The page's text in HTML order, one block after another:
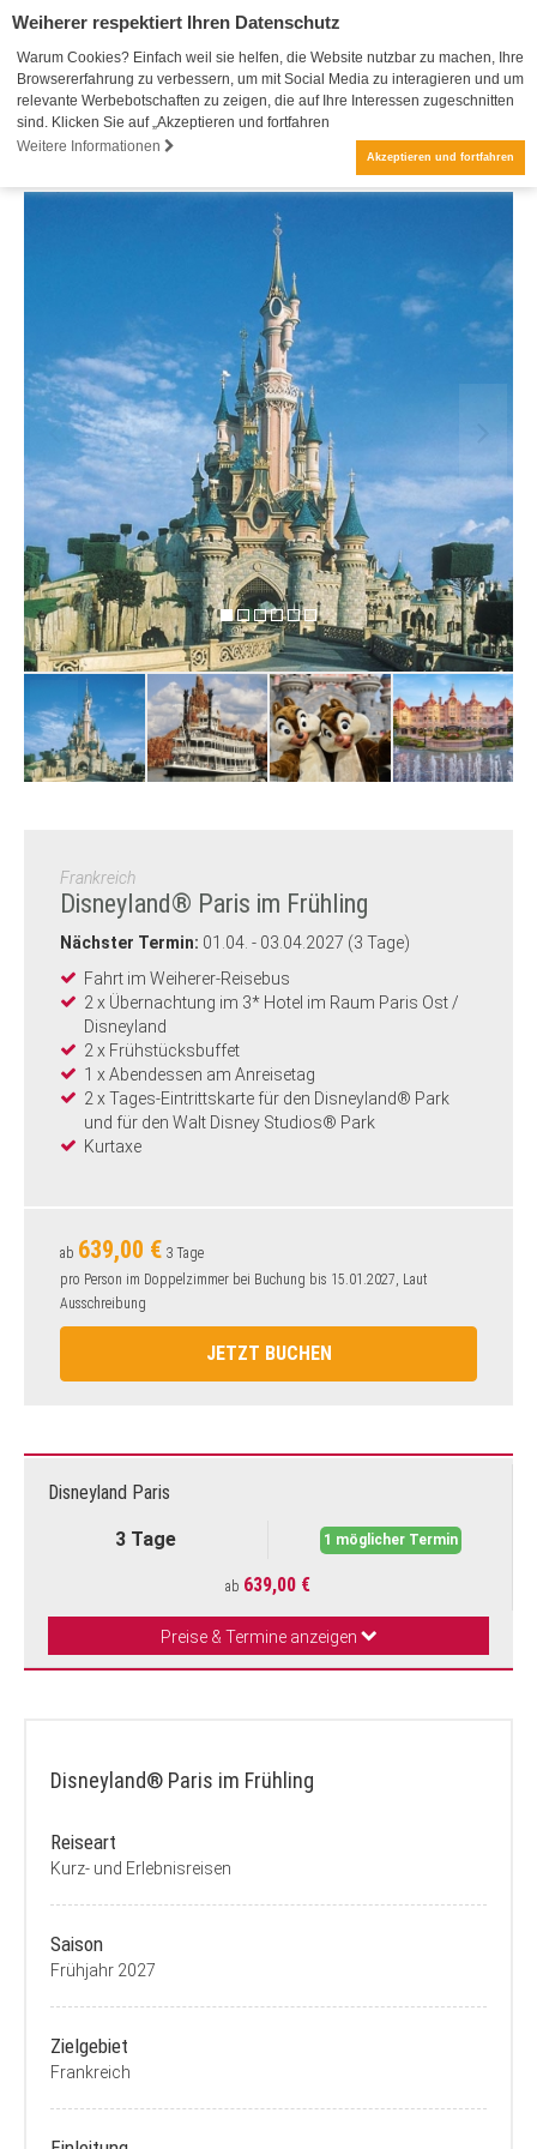
Weiherer respektiert Ihren Datenschutz
Warum Cookies? Einfach weil sie helfen, die Website nutzbar zu machen, Ihre
Browsererfahrung zu verbessern, um mit Social Media zu interagieren und um
relevante Werbebotschaften zu zeigen, die auf Ihre Interessen zugeschnitten
sind. Klicken Sie auf „Akzeptieren und fortfahren
Weitere Informationen
Akzeptieren und fortfahren
Frankreich
Disneyland® Paris im Frühling
Nächster Termin: 01.04. - 03.04.2027 (3 Tage)
Fahrt im Weiherer-Reisebus
2 x Übernachtung im 3* Hotel im Raum Paris Ost /
Disneyland
2 x Frühstücksbuffet
1 x Abendessen am Anreisetag
2 x Tages-Eintrittskarte für den Disneyland® Park
und für den Walt Disney Studios® Park
Kurtaxe
ab 639,00 € 3 Tage
pro Person im Doppelzimmer bei Buchung bis 15.01.2027, Laut
Ausschreibung
JETZT BUCHEN
Disneyland Paris
3 Tage 1 möglicher Termin
ab 639,00 €
Preise & Termine anzeigen
Disneyland® Paris im Frühling
Reiseart
Kurz- und Erlebnisreisen
Saison
Frühjahr 2027
Zielgebiet
Frankreich